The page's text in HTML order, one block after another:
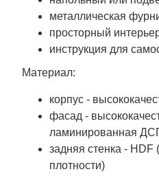
металлическая
просторный
инструкция для
Материал:
корпус -
фасад -
ламинированная
задняя стенка -
плотности)